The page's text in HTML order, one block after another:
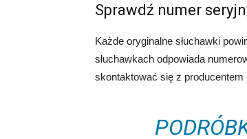
Sprawdź numer
Każde oryginalne słuchawki
słuchawkach odpowiada
skontaktować się z